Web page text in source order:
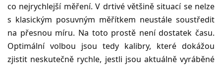
co nejrychlejší měření. V drtivé většině situací se nelze
s klasickým posuvným měřítkem neustále soustředit
na přesnou míru. Na toto prostě není dostatek času.
Optimální volbou jsou tedy kalibry, které dokážou
zjistit neskutečně rychle, jestli jsou aktuálně vyráběné